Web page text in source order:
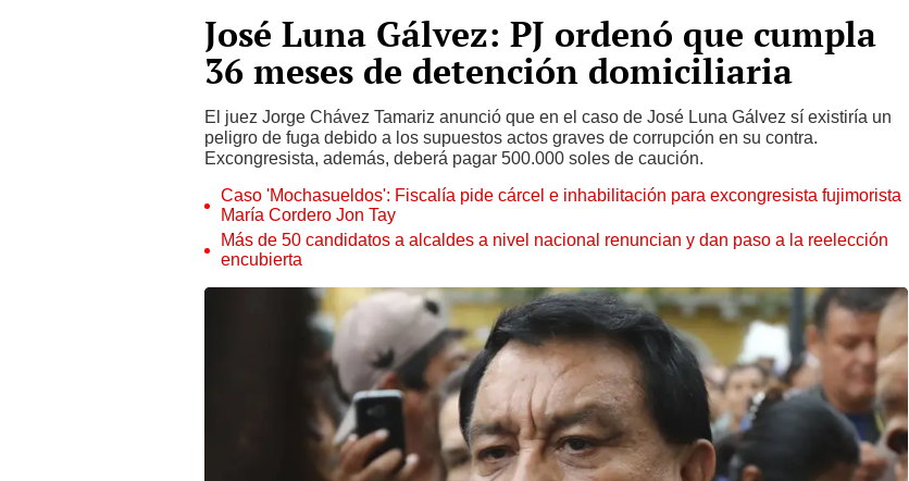
José Luna Gálvez: PJ ordenó que cumpla
36 meses de detención domiciliaria
El juez Jorge Chávez Tamariz anunció que en el caso de José Luna Gálvez sí existiría un
peligro de fuga debido a los supuestos actos graves de corrupción en su contra.
Excongresista, además, deberá pagar 500.000 soles de caución.
Caso 'Mochasueldos': Fiscalía pide cárcel e inhabilitación para excongresista fujimorista
María Cordero Jon Tay
Más de 50 candidatos a alcaldes a nivel nacional renuncian y dan paso a la reelección
encubierta